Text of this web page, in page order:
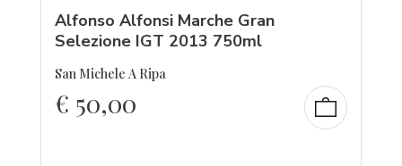
Alfonso Alfonsi Marche Gran
Selezione IGT 2013 750ml
San Michele A Ripa
€ 50,00